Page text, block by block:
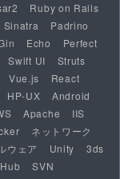
Ruby on Rails
Sinatra
Padrino
Echo
Perfect
Swift UI
Struts
Vue.js
React
HP-UX
Android
Apache
IIS
ネットワーク
ウェア Unity
3ds
SVN